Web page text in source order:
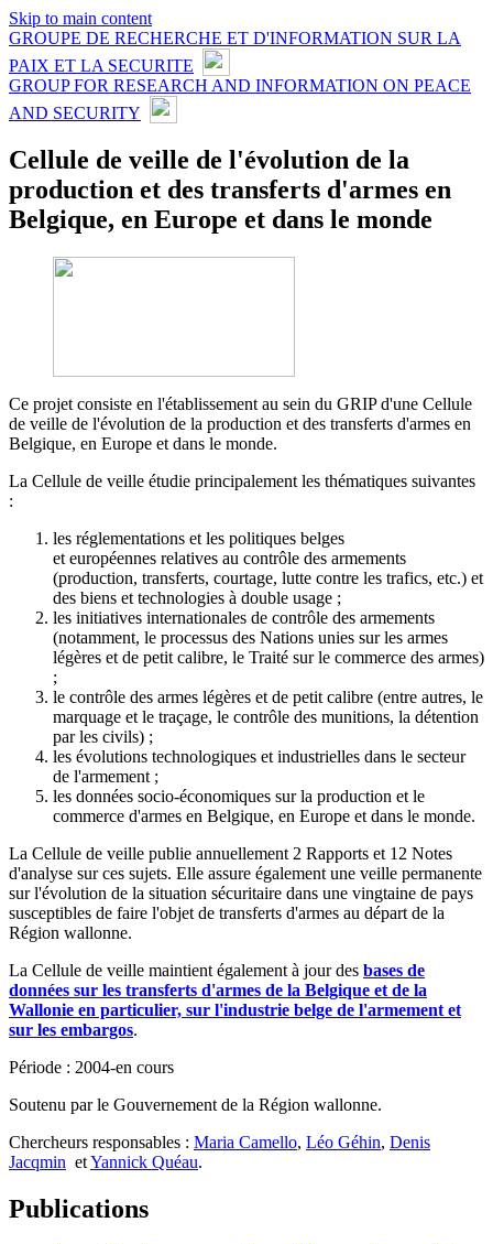
Skip to main content
GROUPE DE RECHERCHE ET D'INFORMATION SUR LA
PAIX ET LA SECURITE
GROUP FOR RESEARCH AND INFORMATION ON PEACE
AND SECURITY
Cellule de veille de l'évolution de la
production et des transferts d'armes en
Belgique, en Europe et dans le monde
Ce projet consiste en l'établissement au sein du GRIP d'une Cellule
de veille de l'évolution de la production et des transferts d'armes en
Belgique, en Europe et dans le monde.
La Cellule de veille étudie principalement les thématiques suivantes
:
les réglementations et les politiques belges
et européennes relatives au contrôle des armements
(production, transferts, courtage, lutte contre les trafics, etc.) et
des biens et technologies à double usage ;
les initiatives internationales de contrôle des armements
(notamment, le processus des Nations unies sur les armes
légères et de petit calibre, le Traité sur le commerce des armes)
;
le contrôle des armes légères et de petit calibre (entre autres, le
marquage et le traçage, le contrôle des munitions, la détention
par les civils) ;
les évolutions technologiques et industrielles dans le secteur
de l'armement ;
les données socio-économiques sur la production et le
commerce d'armes en Belgique, en Europe et dans le monde.
La Cellule de veille publie annuellement 2 Rapports et 12 Notes
d'analyse sur ces sujets. Elle assure également une veille permanente
sur l'évolution de la situation sécuritaire dans une vingtaine de pays
susceptibles de faire l'objet de transferts d'armes au départ de la
Région wallonne.
La Cellule de veille maintient également à jour des bases de
données sur les transferts d'armes de la Belgique et de la
Wallonie en particulier, sur l'industrie belge de l'armement et
sur les embargos.
Période : 2004-en cours
Soutenu par le Gouvernement de la Région wallonne.
Chercheurs responsables : Maria Camello, Léo Géhin, Denis
Jacqmin etYannick Quéau.
Publications